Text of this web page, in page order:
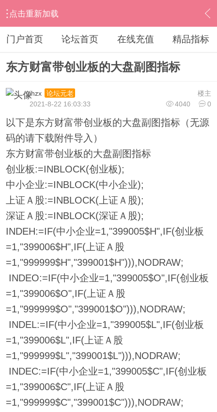
点击重新加载
› 其他股票软件 › 东方财富 › 内容
门户首页 论坛首页 在线充值 精品指标
东方财富带创业板的大盘副图指标
楼主
ihzx
论坛元老
4040
0
2021-8-22 16:03:33
以下是东方财富带创业板的大盘副图指标（无源
码的请下载附件导入）
东方财富带创业板的大盘副图指标
创业板:=INBLOCK(创业板);
中小企业:=INBLOCK(中小企业);
上证Ａ股:=INBLOCK(上证Ａ股);
深证Ａ股:=INBLOCK(深证Ａ股);
INDEH:=IF(中小企业=1,"399005$H",IF(创业板
=1,"399006$H",IF(上证Ａ股
=1,"999999$H","399001$H"))),NODRAW;
INDEO:=IF(中小企业=1,"399005$O",IF(创业板
=1,"399006$O",IF(上证Ａ股
=1,"999999$O","399001$O"))),NODRAW;
INDEL:=IF(中小企业=1,"399005$L",IF(创业板
=1,"399006$L",IF(上证Ａ股
=1,"999999$L","399001$L"))),NODRAW;
INDEC:=IF(中小企业=1,"399005$C",IF(创业板
=1,"399006$C",IF(上证Ａ股
=1,"999999$C","399001$C"))),NODRAW;